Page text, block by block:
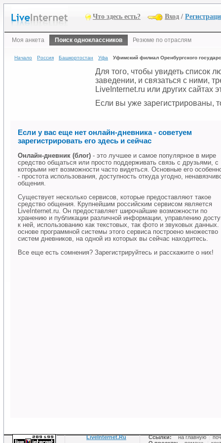
Что здесь есть? Вход /
Моя анкета Поиск одноклассников Резюме по отраслям
Начало Россия Башкортостан Уфа Уфимский филиал Оренбургского
Для того, чтобы увидеть список
заведении, и связаться с ними,
LiveInternet.ru или других сайтах
Если вы уже зарегистрированы,
Если у вас еще нет онлайн-дневника - советуем
зарегистрировать его здесь и сейчас
Онлайн-дневник (блог) - это лучшее и самое популярное в мире
средство общаться или просто поддерживать связь с друзьями, с
которыми нет возможности часто видеться. Основные его
- простота использования, доступность откуда угодно,
общения.
Существует несколько сервисов, которые предоставляют такое
средство общения. Крупнейшим российским сервисом является
LiveInternet.ru. Он предоставляет широчайшие возможности по
хранению и публикации различной информации, управлению
к ней, использованию как текстовых, так фото и звуковых
основе программной системы этого сервиса построено множество
систем дневников, на одной из которых вы сейчас находитесь.
Все еще есть сомнения? Зарегистрируйтесь и расскажите о них!
LiveInternet.Ru Ссылки: на главную |